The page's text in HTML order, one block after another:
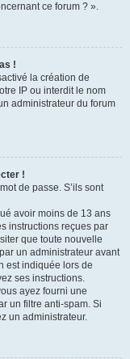
ce forum ? ».
!
la création de
IP ou interdit le nom
administrateur du forum
!
de passe. S’ils sont
avoir moins de 13 ans
instructions reçues par
que toute nouvelle
un administrateur avant
est indiquée lors de
ses instructions.
ayez fourni une
un filtre anti-spam. Si
un administrateur.